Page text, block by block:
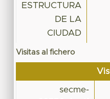
ESTRUCTURA
DE LA
CIUDAD
Visitas al fichero
secme-